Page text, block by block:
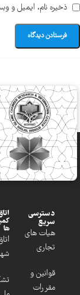
ذخیره نام، ایمیل و
دسترسی
سریع
هیات های
تجاری
قوانین و
مقررات
ها